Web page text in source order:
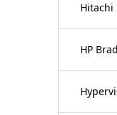
Hitachi
HP